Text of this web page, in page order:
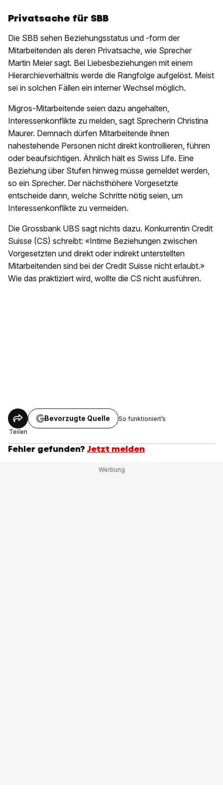
Privatsache für SBB
Die SBB sehen Beziehungsstatus und -form der
Mitarbeitenden als deren Privatsache, wie Sprecher
Martin Meier sagt. Bei Liebesbeziehungen mit einem
Hierarchieverhältnis werde die Rangfolge aufgelöst. Meist
sei in solchen Fällen ein interner Wechsel möglich.
Migros-Mitarbeitende seien dazu angehalten,
Interessenkonflikte zu melden, sagt Sprecherin Christina
Maurer. Demnach dürfen Mitarbeitende ihnen
nahestehende Personen nicht direkt kontrollieren, führen
oder beaufsichtigen. Ähnlich hält es Swiss Life. Eine
Beziehung über Stufen hinweg müsse gemeldet werden,
so ein Sprecher. Der nächsthöhere Vorgesetzte
entscheide dann, welche Schritte nötig seien, um
Interessenkonflikte zu vermeiden.
Die Grossbank UBS sagt nichts dazu. Konkurrentin Credit
Suisse (CS) schreibt: «Intime Beziehungen zwischen
Vorgesetzten und direkt oder indirekt unterstellten
Mitarbeitenden sind bei der Credit Suisse nicht erlaubt.»
Wie das praktiziert wird, wollte die CS nicht ausführen.
Teilen
Bevorzugte Quelle So funktioniert’s
Fehler gefunden? Jetzt melden